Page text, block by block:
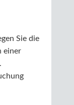
Sie die
einer